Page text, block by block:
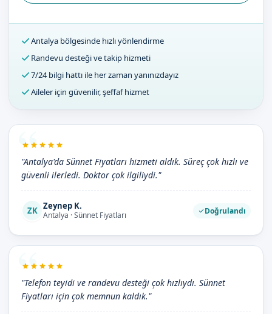
Antalya bölgesinde hızlı yönlendirme
Randevu desteği ve takip hizmeti
7/24 bilgi hattı ile her zaman yanınızdayız
Aileler için güvenilir, şeffaf hizmet
"Antalya'da Sünnet Fiyatları hizmeti aldık. Süreç çok hızlı ve
güvenli ilerledi. Doktor çok ilgiliydi."
ZK Zeynep K.
Antalya · Sünnet Fiyatları Doğrulandı
"Telefon teyidi ve randevu desteği çok hızlıydı. Sünnet
Fiyatları için çok memnun kaldık."